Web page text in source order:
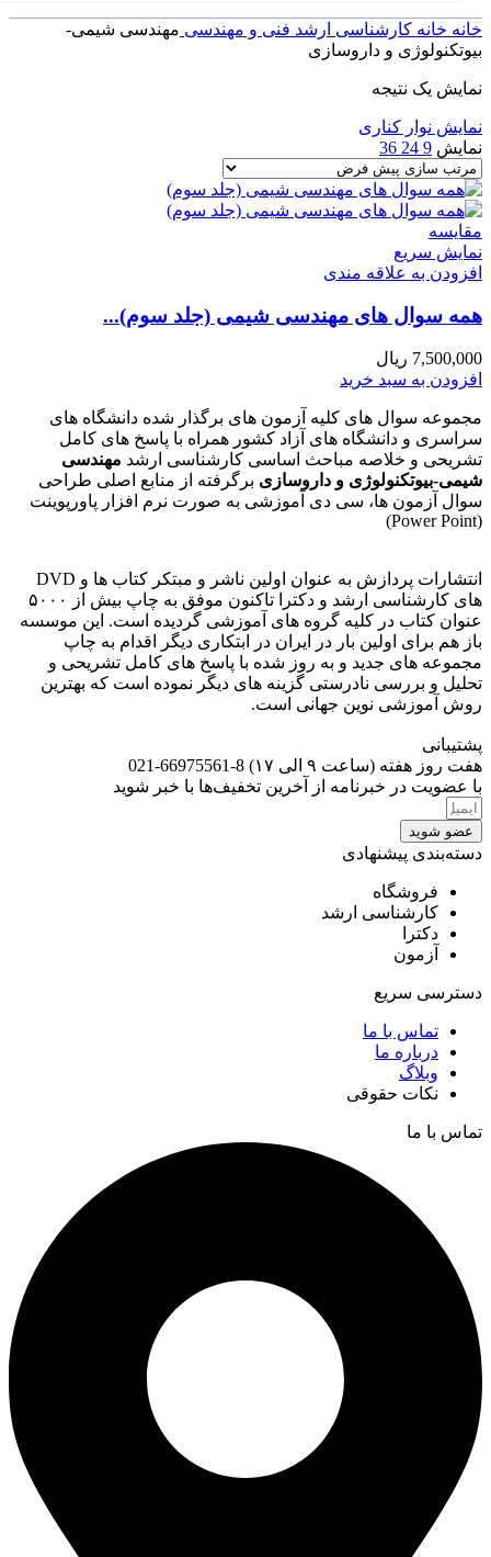
خانه خانه کارشناسی ارشد فنی و مهندسی مهندسی شیمی-
بیوتکنولوژی و داروسازی
نمایش یک نتیجه
نمایش نوار کناری
نمایش 9
24
36
مقايسه
نمایش سریع
افزودن به علاقه مندی
همه سوال های مهندسی شیمی (جلد سوم)...
7,500,000 ریال
افزودن به سبد خرید
مجموعه سوال های کلیه آزمون های برگذار شده دانشگاه های
سراسری و دانشگاه های آزاد کشور همراه با پاسخ های کامل
تشریحی و خلاصه مباحث اساسی کارشناسی ارشد مهندسی
شیمی-بیوتکنولوژی و داروسازی برگرفته از منابع اصلی طراحی
سوال آزمون ها، سی دی آموزشی به صورت نرم افزار پاورپوینت
(Power Point)
انتشارات پردازش به عنوان اولین ناشر و مبتکر کتاب ها و DVD
های کارشناسی ارشد و دکترا تاکنون موفق به چاپ بیش از ۵۰۰۰
عنوان کتاب در کلیه گروه های آموزشی گردیده است. این موسسه
باز هم برای اولین بار در ایران در ابتکاری دیگر اقدام به چاپ
مجموعه های جدید و به روز شده با پاسخ های کامل تشریحی و
تحلیل و بررسی نادرستی گزینه های دیگر نموده است که بهترین
روش آموزشی نوین جهانی است.
پشتیبانی
هفت روز هفته (ساعت ۹ الی ۱۷) 8-66975561-021
با عضویت در خبرنامه از آخرین تخفیف‌ها با خبر شوید
عضو شوید
دسته‌بندی پیشنهادی
فروشگاه
کارشناسی ارشد
دکترا
آزمون
دسترسی سریع
تماس با ما
درباره ما
وبلاگ
نکات حقوقی
تماس با ما